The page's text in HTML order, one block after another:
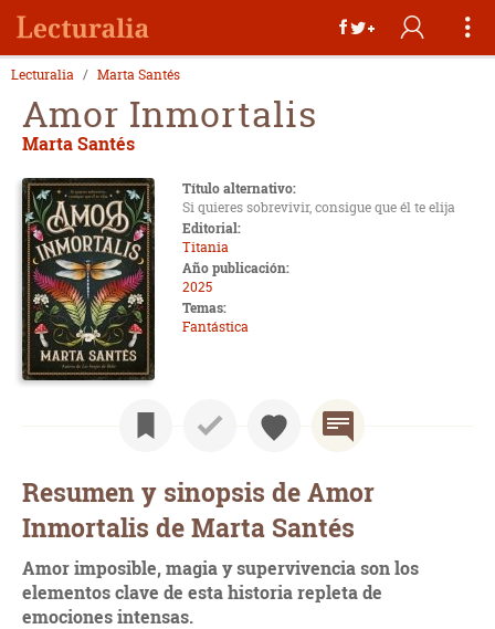
Lecturalia Marta Santés
Amor Inmortalis
Marta Santés
Título alternativo:
Si quieres sobrevivir, consigue que él te elija
Editorial:
Titania
Año publicación:
2025
Temas:
Fantástica
Resumen y sinopsis de Amor
Inmortalis de Marta Santés
Amor imposible, magia y supervivencia son los
elementos clave de esta historia repleta de
emociones intensas.